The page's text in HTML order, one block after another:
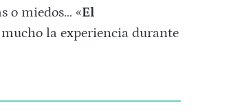
o miedos… «El
la experiencia durante